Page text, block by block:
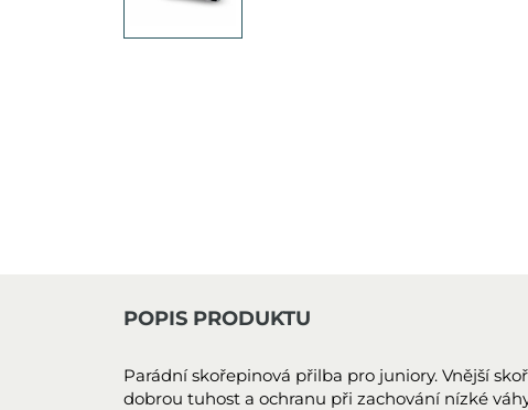
POPIS PRODUKTU
Parádní skořepinová přilba pro juniory. Vnější
dobrou tuhost a ochranu při zachování nízké